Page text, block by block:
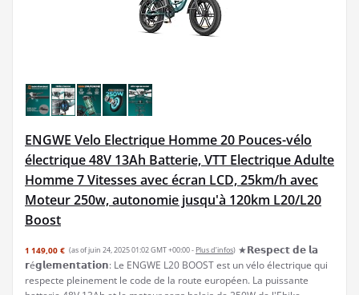
ENGWE Velo Electrique Homme 20 Pouces-vélo
électrique 48V 13Ah Batterie, VTT Electrique Adulte
Homme 7 Vitesses avec écran LCD, 25km/h avec
Moteur 250w, autonomie jusqu'à 120km L20/L20
Boost
1 149,00 € (as of juin 24, 2025 01:02 GMT +00:00 - Plus d’infos) ★𝗥𝗲𝘀𝗽𝗲𝗰𝘁 𝗱𝗲 𝗹𝗮
𝗿é𝗴𝗹𝗲𝗺𝗲𝗻𝘁𝗮𝘁𝗶𝗼𝗻: Le ENGWE L20 BOOST est un vélo électrique qui
respecte pleinement le code de la route européen. La puissante